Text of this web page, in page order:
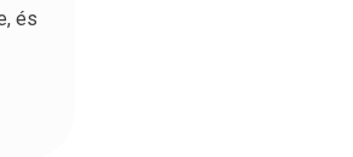
és